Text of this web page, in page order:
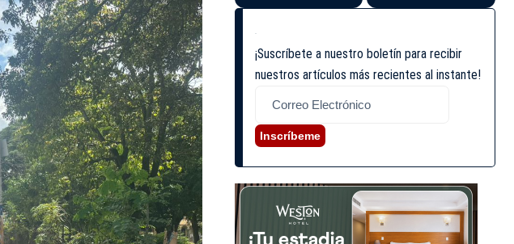
¡Suscríbete a nuestro boletín para recibir
nuestros artículos más recientes al instante!
Inscríbeme